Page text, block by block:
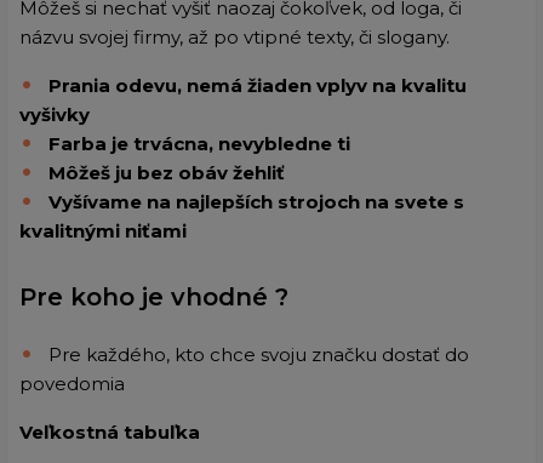
Môžeš si nechať vyšiť naozaj čokoľvek, od loga, či
názvu svojej firmy, až po vtipné texty, či slogany.
Prania odevu, nemá žiaden vplyv na kvalitu
vyšivky
Farba je trvácna, nevybledne ti
Môžeš ju bez obáv žehliť
Vyšívame na najlepších strojoch na svete s
kvalitnými niťami
Pre koho je vhodné ?
Pre každého, kto chce svoju značku dostať do
povedomia
Veľkostná tabuľka